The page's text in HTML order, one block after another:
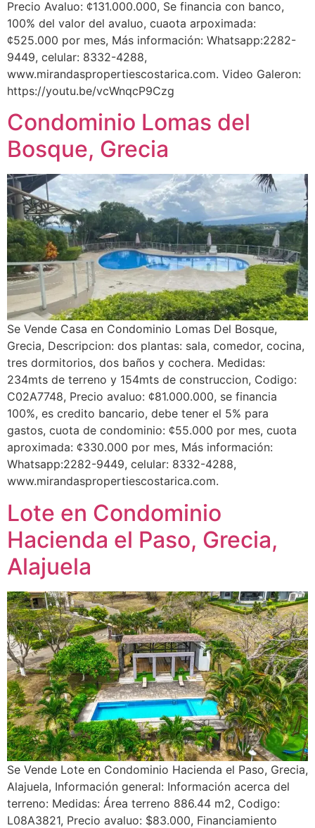
Precio Avaluo: ¢131.000.000, Se financia con banco,
100% del valor del avaluo, cuaota arpoximada:
¢525.000 por mes, Más información: Whatsapp:2282-
9449, celular: 8332-4288,
www.mirandaspropertiescostarica.com. Video Galeron:
https://youtu.be/vcWnqcP9Czg
Condominio Lomas del
Bosque, Grecia
Se Vende Casa en Condominio Lomas Del Bosque,
Grecia, Descripcion: dos plantas: sala, comedor, cocina,
tres dormitorios, dos baños y cochera. Medidas:
234mts de terreno y 154mts de construccion, Codigo:
C02A7748, Precio avaluo: ¢81.000.000, se financia
100%, es credito bancario, debe tener el 5% para
gastos, cuota de condominio: ¢55.000 por mes, cuota
aproximada: ¢330.000 por mes, Más información:
Whatsapp:2282-9449, celular: 8332-4288,
www.mirandaspropertiescostarica.com.
Lote en Condominio
Hacienda el Paso, Grecia,
Alajuela
Se Vende Lote en Condominio Hacienda el Paso, Grecia,
Alajuela, Información general: Información acerca del
terreno: Medidas: Área terreno 886.44 m2, Codigo:
L08A3821, Precio avaluo: $83.000, Financiamiento